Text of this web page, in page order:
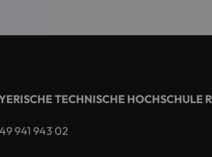
TECHNISCHE HOCHSCHULE
941 943 02